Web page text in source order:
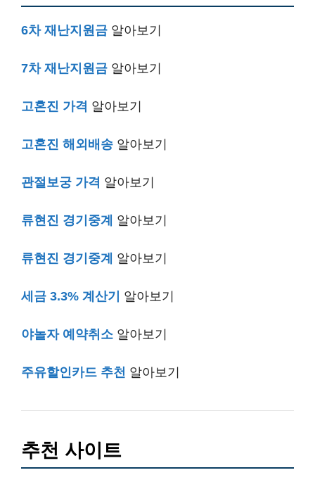
6차 재난지원금 알아보기
7차 재난지원금 알아보기
고혼진 가격 알아보기
고혼진 해외배송 알아보기
관절보궁 가격 알아보기
류현진 경기중계 알아보기
류현진 경기중계 알아보기
세금 3.3% 계산기 알아보기
야놀자 예약취소 알아보기
주유할인카드 추천 알아보기
추천 사이트